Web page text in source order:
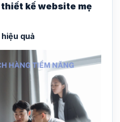
kế website mẹ
quả